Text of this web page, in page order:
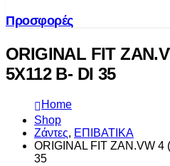
Προσφορές
ORIGINAL FIT
5X112 B- DI 35
Home
Shop
Ζάντες, ΕΠΙΒΑΤΙΚΑ
ORIGINAL FIT ZAN.VW 4
35